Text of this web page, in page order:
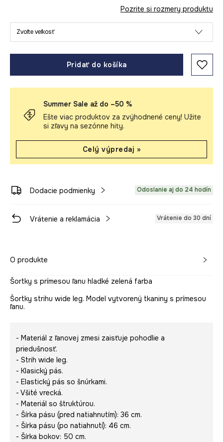
Pozrite si rozmery produktu
Zvoľte veľkosť
Pridať do košíka
Summer Sale až do –50 %
Ešte viac produktov za zvýhodnené ceny! Užite
si zľavy na sezónne hity.
Celý výpredaj »
Dodacie podmienky Odoslanie aj do 24 hodín
Vrátenie a reklamácia Vrátenie do 30 dní
O produkte
Šortky s prímesou ľanu hladké zelená farba
Šortky strihu wide leg. Model vytvorený tkaniny s prímesou
ľanu.
- Materiál z ľanovej zmesi zaisťuje pohodlie a
priedušnosť.
- Strih wide leg.
- Klasický pás.
- Elastický pás so šnúrkami.
- Všité vrecká.
- Materiál so štruktúrou.
- Šírka pásu (pred natiahnutím): 36 cm.
- Šírka pásu (po natiahnutí): 46 cm.
- Šírka bokov: 50 cm.